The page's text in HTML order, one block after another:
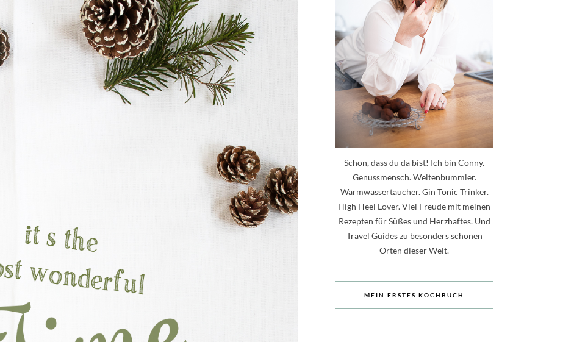
Schön, dass du da bist! Ich bin Conny.
Genussmensch. Weltenbummler.
Warmwassertaucher. Gin Tonic Trinker.
High Heel Lover. Viel Freude mit meinen
Rezepten für Süßes und Herzhaftes. Und
Travel Guides zu besonders schönen
Orten dieser Welt.
MEIN ERSTES KOCHBUCH